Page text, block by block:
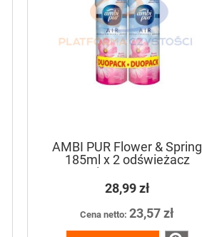
AMBI PUR Flower & Spring
185ml x 2 odświeżacz
powietrza w sprayu
28,99 zł
Cena netto: 23,57 zł